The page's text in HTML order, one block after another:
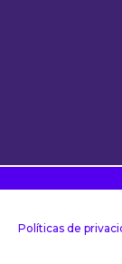
Políticas de